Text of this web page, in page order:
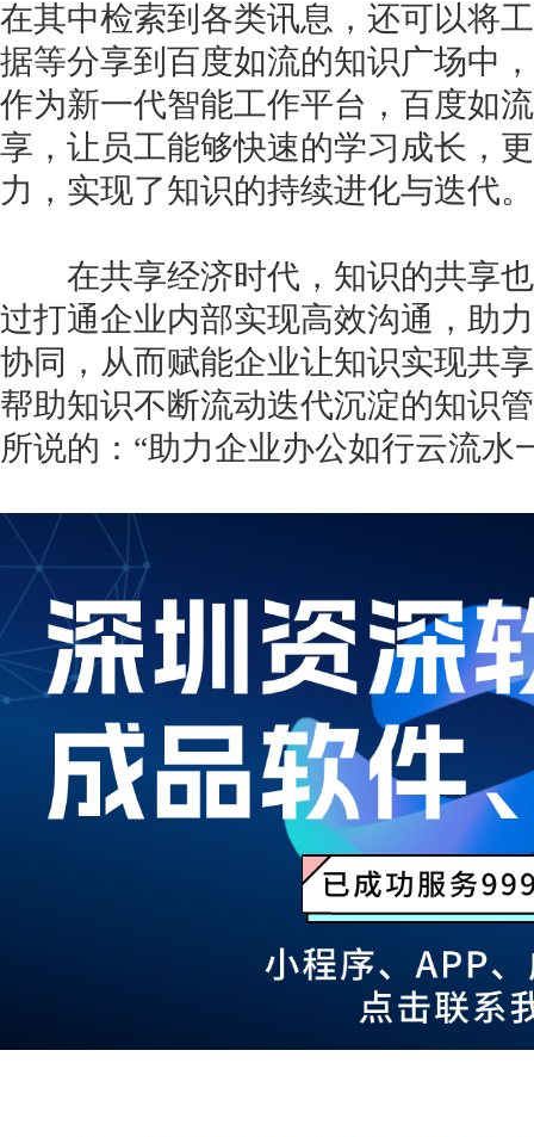
在其中检索到各类讯息，还可以将
据等分享到百度如流的知识广场中
作为新一代智能工作平台，百度如
享，让员工能够快速的学习成长，
力，实现了知识的持续进化与迭代。
在共享经济时代，知识的共享也
过打通企业内部实现高效沟通，助
协同，从而赋能企业让知识实现共
帮助知识不断流动迭代沉淀的知识
所说的：“助力企业办公如行云流水